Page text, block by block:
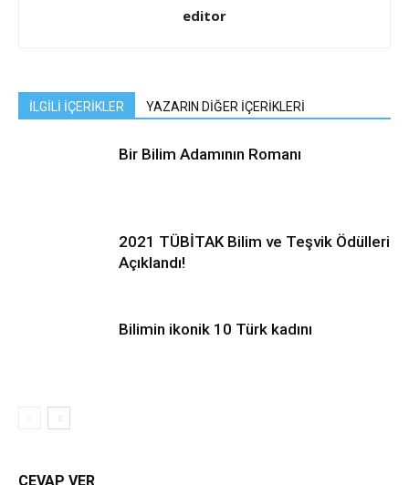
editor
İLGİLİ İÇERİKLER YAZARIN DİĞER İÇERİKLERİ
Bir Bilim Adamının Romanı
2021 TÜBİTAK Bilim ve Teşvik Ödülleri
Açıklandı!
Bilimin ikonik 10 Türk kadını
CEVAP VER